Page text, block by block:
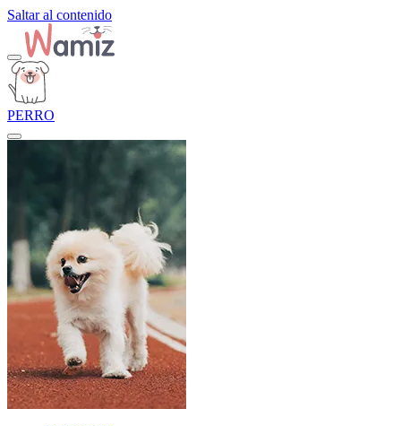
Saltar al contenido
PERRO